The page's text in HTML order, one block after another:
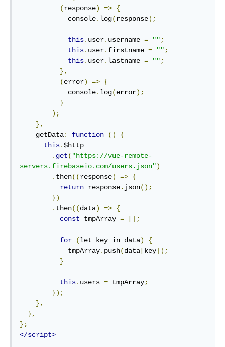
(response) => {
            console
. log(response);
this. user. username = "" ;
this. user. firstname = "" ;
this. user. lastname = "" ;
},
(error) => {
            console
. log(error);
}
);
},
    getData
: function ()
{
this.$http
. get( "https://vue-remote-
servers.firebaseio.com/users.json")
. then((response) => {
return response. json();
})
. then((data) => {
const tmpArray = [];
for (let key in data)
{
            tmpArray
. push(data [key]);
}
this. users = tmpArray;
});
},
},
};
</script>